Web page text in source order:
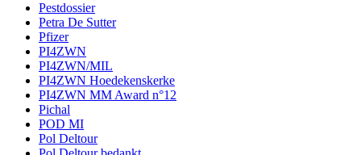
Pestdossier
Petra De Sutter
Pfizer
PI4ZWN
PI4ZWN/MIL
PI4ZWN Hoedekenskerke
PI4ZWN MM Award n°12
Pichal
POD MI
Pol Deltour